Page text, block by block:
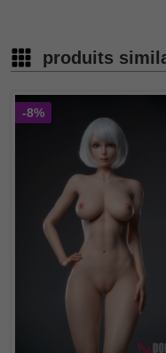
produits
-8%